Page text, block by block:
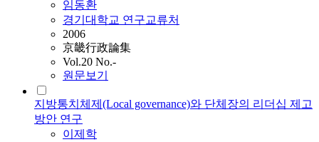
임동환
경기대학교 연구교류처
2006
京畿行政論集
Vol.20 No.-
원문보기
지방통치체제(Local governance)와 단체장의 리더십 제고
방안 연구
이제학